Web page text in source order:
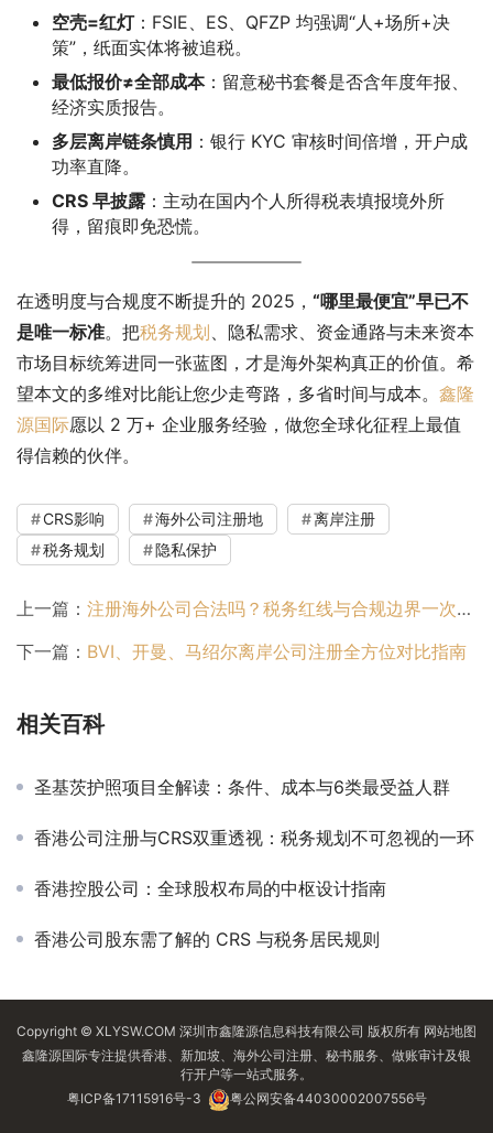
空壳=红灯：FSIE、ES、QFZP 均强调“人+场所+决
策”，纸面实体将被追税。
最低报价≠全部成本：留意秘书套餐是否含年度年报、
经济实质报告。
多层离岸链条慎用 ：银行 KYC 审核时间倍增，开户成
功率直降。
CRS 早披露 ：主动在国内个人所得税表填报境外所
得，留痕即免恐慌。
在透明度与合规度不断提升的 2025， “哪里最便宜”早已不
是唯一标准。把税务规划 、隐私需求、资金通路与未来资本
市场目标统筹进同一张蓝图，才是海外架构真正的价值。希
望本文的多维对比能让您少走弯路，多省时间与成本。 鑫隆
源国际愿以 2 万+ 企业服务经验，做您全球化征程上最值
得信赖的伙伴。
CRS影响 海外公司注册地
离岸注册
税务规划
隐私保护
上一篇： 注册海外公司合法吗？税务红线与合规边界一次讲清
下一篇： BVI、开曼、马绍尔离岸公司注册全方位对比指南
相关百科
圣基茨护照项目全解读：条件、成本与6类最受益人群
香港公司注册与CRS双重透视：税务规划不可忽视的一环
香港控股公司：全球股权布局的中枢设计指南
香港公司股东需了解的 CRS 与税务居民规则
Copyright © XLYSW.COM 深圳市鑫隆源信息科技有限公司 版权所有 网站地图
鑫隆源国际专注提供香港、新加坡、海外公司注册、秘书服务、做账审计及银
行开户等一站式服务。
粤ICP备17115916号-3
粤公网安备44030002007556号